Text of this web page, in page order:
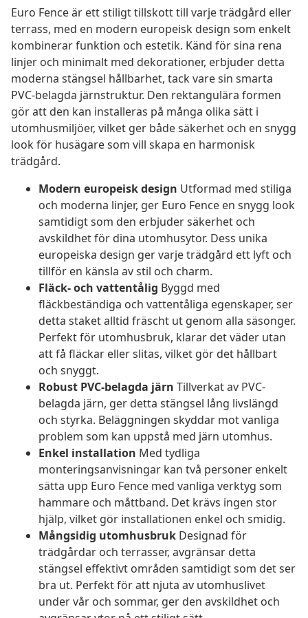
Euro Fence är ett stiligt tillskott till varje trädgård eller
terrass, med en modern europeisk design som enkelt
kombinerar funktion och estetik. Känd för sina rena
linjer och minimalt med dekorationer, erbjuder detta
moderna stängsel hållbarhet, tack vare sin smarta
PVC-belagda järnstruktur. Den rektangulära formen
gör att den kan installeras på många olika sätt i
utomhusmiljöer, vilket ger både säkerhet och en snygg
look för husägare som vill skapa en harmonisk
trädgård.
Modern europeisk design Utformad med stiliga
och moderna linjer, ger Euro Fence en snygg look
samtidigt som den erbjuder säkerhet och
avskildhet för dina utomhusytor. Dess unika
europeiska design ger varje trädgård ett lyft och
tillför en känsla av stil och charm.
Fläck- och vattentålig Byggd med
fläckbeständiga och vattentåliga egenskaper, ser
detta staket alltid fräscht ut genom alla säsonger.
Perfekt för utomhusbruk, klarar det väder utan
att få fläckar eller slitas, vilket gör det hållbart
och snyggt.
Robust PVC-belagda järn Tillverkat av PVC-
belagda järn, ger detta stängsel lång livslängd
och styrka. Beläggningen skyddar mot vanliga
problem som kan uppstå med järn utomhus.
Enkel installation Med tydliga
monteringsanvisningar kan två personer enkelt
sätta upp Euro Fence med vanliga verktyg som
hammare och måttband. Det krävs ingen stor
hjälp, vilket gör installationen enkel och smidig.
Mångsidig utomhusbruk Designad för
trädgårdar och terrasser, avgränsar detta
stängsel effektivt områden samtidigt som det ser
bra ut. Perfekt för att njuta av utomhuslivet
under vår och sommar, ger den avskildhet och